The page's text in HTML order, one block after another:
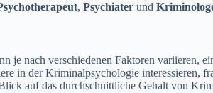
, Psychiater und
je nach verschiedenen Faktoren variieren,
in der Kriminalpsychologie interessieren,
auf das durchschnittliche Gehalt von